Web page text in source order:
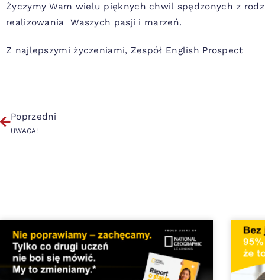
Życzymy Wam wielu pięknych chwil spędzonych z
realizowania Waszych pasji i marzeń.
Z najlepszymi życzeniami, Zespół English Prospect
Poprzedni
UWAGA!